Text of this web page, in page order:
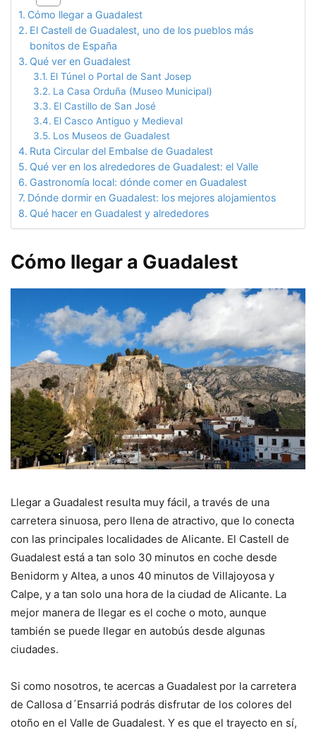
Cómo llegar a Guadalest
El Castell de Guadalest, uno de los pueblos más
bonitos de España
Qué ver en Guadalest
El Túnel o Portal de Sant Josep
La Casa Orduña (Museo Municipal)
El Castillo de San José
El Casco Antiguo y Medieval
Los Museos de Guadalest
Ruta Circular del Embalse de Guadalest
Qué ver en los alrededores de Guadalest: el Valle
Gastronomía local: dónde comer en Guadalest
Dónde dormir en Guadalest: los mejores alojamientos
Qué hacer en Guadalest y alrededores
Cómo llegar a Guadalest
Llegar a Guadalest resulta muy fácil, a través de una
carretera sinuosa, pero llena de atractivo, que lo conecta
con las principales localidades de Alicante. El Castell de
Guadalest está a tan solo 30 minutos en coche desde
Benidorm y Altea, a unos 40 minutos de Villajoyosa y
Calpe, y a tan solo una hora de la ciudad de Alicante. La
mejor manera de llegar es el coche o moto, aunque
también se puede llegar en autobús desde algunas
ciudades.
Si como nosotros, te acercas a Guadalest por la carretera
de Callosa d´Ensarriá podrás disfrutar de los colores del
otoño en el Valle de Guadalest. Y es que el trayecto en sí,